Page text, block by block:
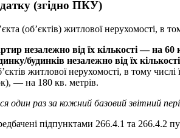
(згідно ПКУ)
(об’єктів) житлової нерухомості, в
незалежно від їх кількості — на 60
будинків незалежно від їх
житлової нерухомості, в тому
— на 180 кв. метрів.
один раз за кожний базовий звітний
підпунктами 266.4.1 та 266.4.2